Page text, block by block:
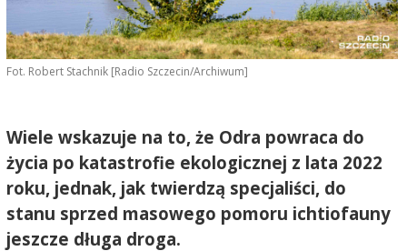
Fot. Robert Stachnik [Radio Szczecin/Archiwum]
Wiele wskazuje na to, że Odra powraca do
życia po katastrofie ekologicznej z lata 2022
roku, jednak, jak twierdzą specjaliści, do
stanu sprzed masowego pomoru ichtiofauny
jeszcze długa droga.